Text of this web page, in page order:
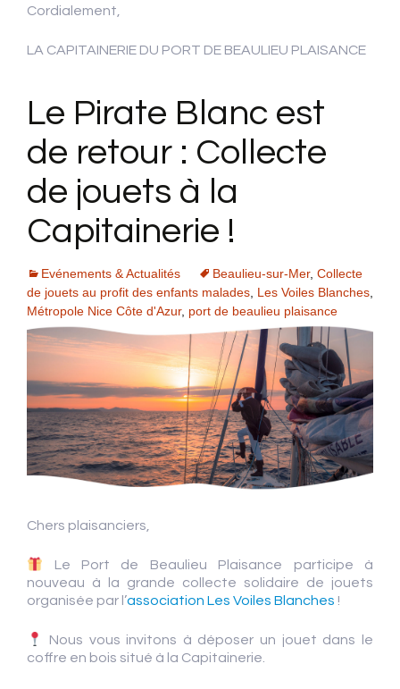
Cordialement,
LA CAPITAINERIE DU PORT DE BEAULIEU PLAISANCE
Le Pirate Blanc est
de retour : Collecte
de jouets à la
Capitainerie !
Evénements & Actualités Beaulieu-sur-Mer, Collecte
de jouets au profit des enfants malades Les Voiles Blanches
Métropole Nice Côte d'Azur, port de beaulieu plaisance
Chers plaisanciers,
Le Port de Beaulieu Plaisance participe à
nouveau à la grande collecte solidaire de jouets
organisée par l’association Les Voiles Blanches !
Nous vous invitons à déposer un jouet dans le
coffre en bois situé à la Capitainerie.